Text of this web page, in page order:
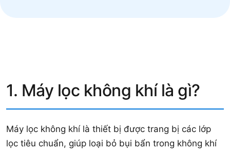
1. Máy lọc không khí là gì?
Máy lọc không khí là thiết bị được trang bị các lớp
lọc tiêu chuẩn, giúp loại bỏ bụi bẩn trong không khí